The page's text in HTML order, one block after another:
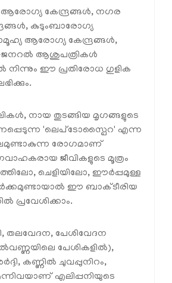
ആരോഗ്യ കേന്ദ്രങ്ങൾ, നഗര
കുടുംബാരോഗ്യ
ആരോഗ്യ കേന്ദ്രങ്ങൾ,
ജനറൽ ആശുപത്രികൾ
നിന്നും ഈ പ്രതിരോധ ഗുളിക
നായ തുടങ്ങിയ മൃഗങ്ങളുടെ
'ലെപ്ടോസ്പൈറ' എന്ന
രോഗമാണ്
ജീവികളുടെ മൂത്രം
ചെളിയിലോ, ഈർപ്പമുള്ള
ഈ ബാക്ടീരിയ
പ്രവേശിക്കാം.
തലവേദന, പേശിവേദന
പേശികളിൽ),
കണ്ണിൽ ചുവപ്പുനിറം,
എലിപ്പനിയുടെ